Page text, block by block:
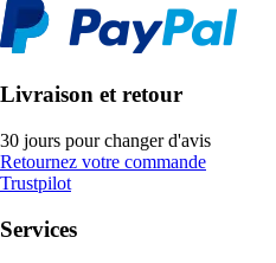
Livraison et retour
30 jours pour changer d'avis
Retournez votre commande
Trustpilot
Services